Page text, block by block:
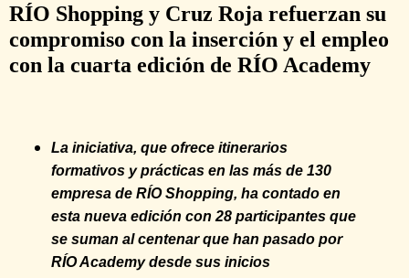
RÍO Shopping y Cruz Roja refuerzan su
compromiso con la inserción y el empleo
con la cuarta edición de RÍO Academy
La iniciativa, que ofrece itinerarios
formativos y prácticas en las más de 130
empresa de RÍO Shopping, ha contado en
esta nueva edición con 28 participantes que
se suman al centenar que han pasado por
RÍO Academy desde sus inicios